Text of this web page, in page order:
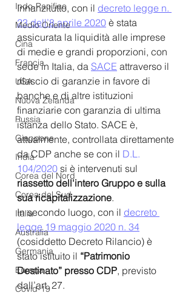
Indo-Pacifico
Medio Oriente
Cina
Francia
USA
Nuova Zelanda
Russia
Giappone
India
Corea del Nord
Corea del Sud
Italia
Australia
Germania
Europa
Covid-19
Innanzitutto, con il decreto legge n.
23 dell’8 aprile 2020 è stata
assicurata la liquidità alle imprese
di medie e grandi proporzioni, con
sede in Italia, da SACE attraverso il
rilascio di garanzie in favore di
banche e di altre istituzioni
finanziarie con garanzia di ultima
istanza dello Stato. SACE è,
attualmente, controllata direttamente
da CDP anche se con il D.L.
104/2020 si è intervenuti sul
riassetto dell'intero Gruppo e sulla
sua ricapitalizzazione.
In secondo luogo, con il decreto
legge 19 maggio 2020 n. 34
(cosiddetto Decreto Rilancio) è
stato istituito il “Patrimonio
Destinato” presso CDP, previsto
dall’art. 27.